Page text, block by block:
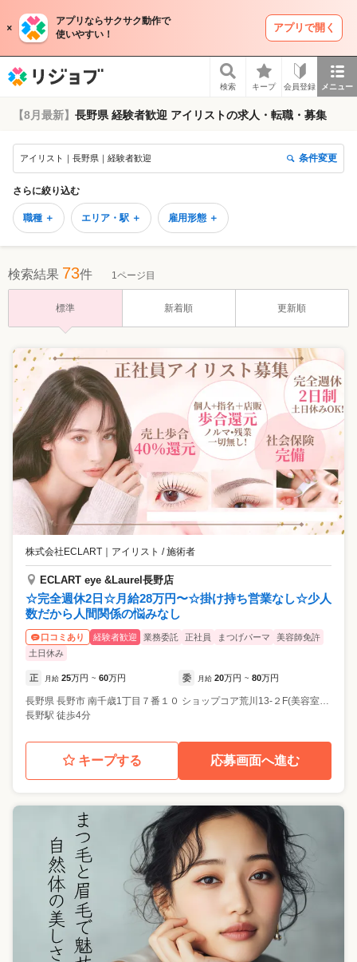
アプリならサクサク動作で
使いやすい！
アプリで開く
検索 キープ 会員登録 メニュー
【8月最新】 長野県 経験者歓迎 アイリストの求人・転職・募集
アイリスト｜長野県｜経験者歓迎 条件変更
さらに絞り込む
職種 ＋ エリア・駅 ＋ 雇用形態 ＋
検索結果 73件 1ページ目
標準 新着順 更新順
株式会社ECLART アイリスト / 施術者
ECLART eye &Laurel長野店
☆完全週休2日☆月給28万円〜☆掛け持ち営業なし☆少人
数だから人間関係の悩みなし
口コミあり 経験者歓迎 業務委託 正社員 まつげパーマ
美容師免許
土日休み
正 月給 25万円 ~ 60万円 委 月給 20万円 ~ 80万円
長野県 長野市 南千歳1丁目７番１０ ショップコア荒川13-２F(美容室STORY:Eの２F)
長野駅 徒歩4分
キープする 応募画面へ進む